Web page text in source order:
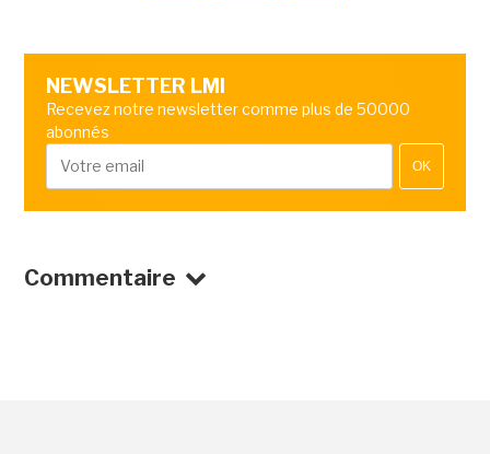
NEWSLETTER LMI
Recevez notre newsletter comme plus de 50000
abonnés
OK
Commentaire